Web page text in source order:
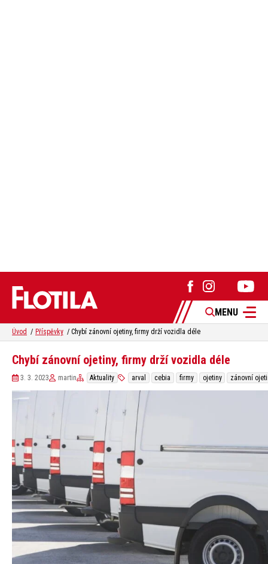
MENU
Úvod Příspěvky Chybí zánovní ojetiny, firmy drží vozidla déle
Chybí zánovní ojetiny, firmy drží vozidla déle
3. 3. 2023 martin Aktuality arval cebia firmy ojetiny zánovní